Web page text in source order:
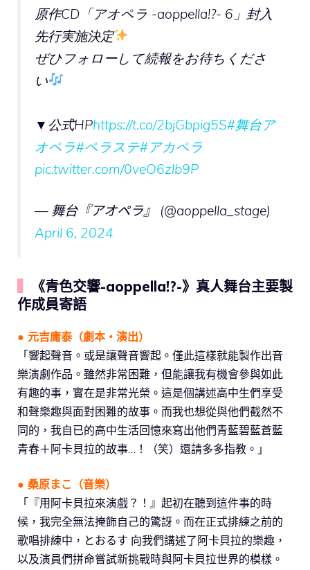
原作CD「アオペラ -aoppella!?- 6」封入
先行実施決定
ぜひフォローして続報をお待ちくださ
い
▼公式HPhttps://t.co/2bjGbpig5S#舞台ア
オペラ#ペラステ#アカペラ
pic.twitter.com/0veO6zlb9P
— 舞台『アオペラ』 (@aoppella_stage)
April 6, 2024
《青色交響-aoppella!?-》真人舞台主要製
作成員寄語
● 元吉庸泰（劇本・演出）
「響起聲音。或是讓聲音響起。僅此這樣就能製作出音
樂演劇作品。雖然非常困難，但能讓我有機會參與如此
有趣的事，實在是非常光榮。這是個講述高中生們享受
和聲樂趣與面對困難的故事。而我也想從與他們截然不
同的，我自已的高中生活回憶來寫出他們青藍碧藍蒼藍
青春＋阿卡貝拉的故事…！（笑）還請多多指教。」
● 桑原まこ（音樂）
「『用阿卡貝拉來演戲？！』起初在聽到這件事的時
候，我完全無法掩飾自己的驚訝。而在正式排練之前的
歌唱排練中，とおるす 向我們講述了阿卡貝拉的樂趣，
以及演員們拼命嘗試新挑戰時與阿卡貝拉世界的模樣。